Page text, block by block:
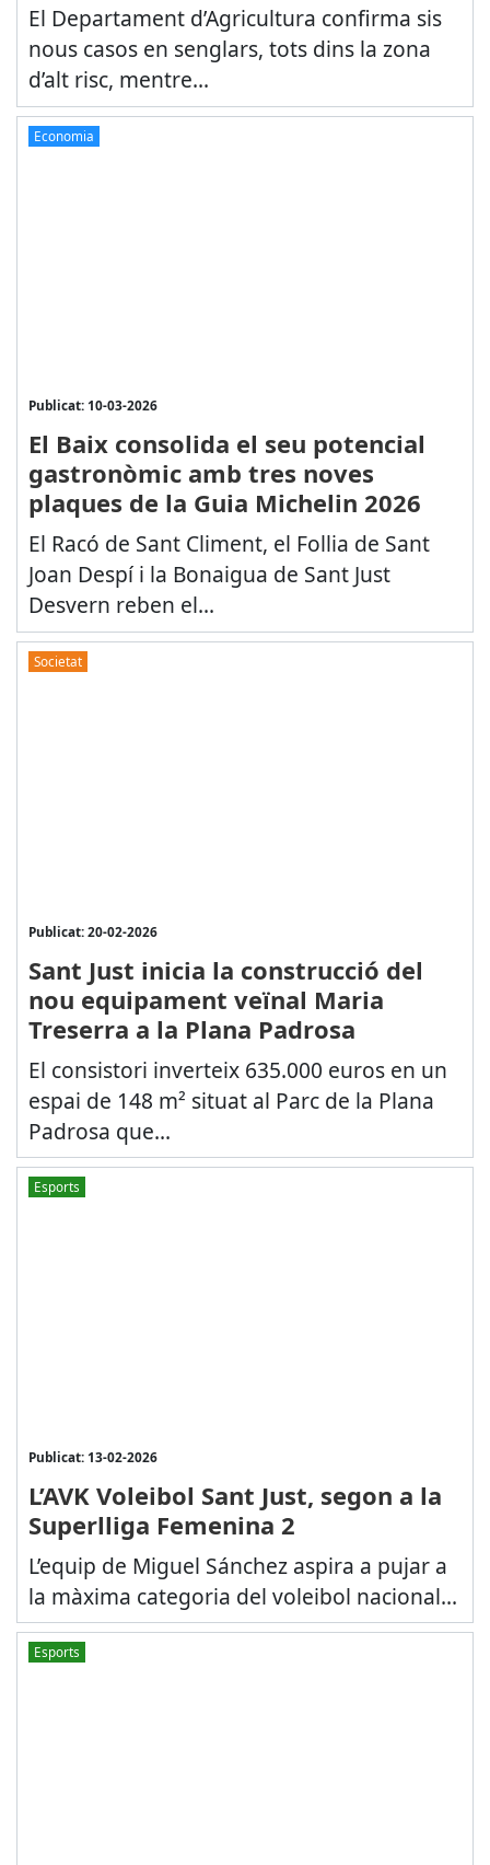
El Departament d’Agricultura confirma sis
nous casos en senglars, tots dins la zona
d’alt risc, mentre...
Economia
Publicat: 10-03-2026
El Baix consolida el seu potencial
gastronòmic amb tres noves
plaques de la Guia Michelin 2026
El Racó de Sant Climent, el Follia de Sant
Joan Despí i la Bonaigua de Sant Just
Desvern reben el...
Societat
Publicat: 20-02-2026
Sant Just inicia la construcció del
nou equipament veïnal Maria
Treserra a la Plana Padrosa
El consistori inverteix 635.000 euros en un
espai de 148 m² situat al Parc de la Plana
Padrosa que...
Esports
Publicat: 13-02-2026
L’AVK Voleibol Sant Just, segon a la
Superlliga Femenina 2
L’equip de Miguel Sánchez aspira a pujar a
la màxima categoria del voleibol nacional...
Esports